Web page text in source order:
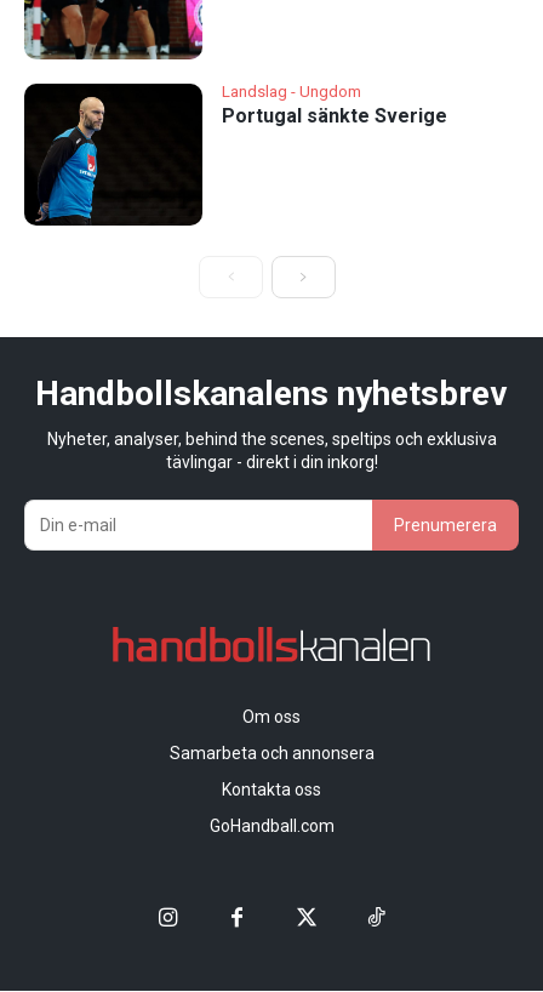
Landslag - Ungdom
Portugal sänkte Sverige
Handbollskanalens nyhetsbrev
Nyheter, analyser, behind the scenes, speltips och exklusiva
tävlingar - direkt i din inkorg!
Prenumerera
Om oss
Samarbeta och annonsera
Kontakta oss
GoHandball.com